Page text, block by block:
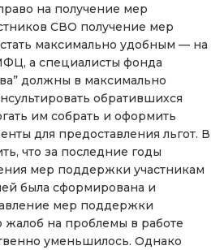
на получение мер
СВО получение мер
максимально удобным — на
а специалисты фонда
должны в максимально
обратившихся
им собрать и оформить
для предоставления льгот. В
что за последние годы
мер поддержки участникам
была сформирована и
мер поддержки
жалоб на проблемы в работе
уменьшилось. Однако